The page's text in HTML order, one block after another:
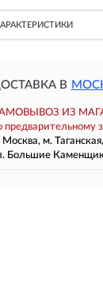
В
ИЗ
предварительному
Москва, м. Таганская,
Большие